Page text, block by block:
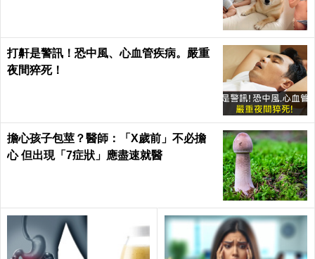
打鼾是警訊！恐中風、心血管疾病。嚴重
夜間猝死！
擔心孩子包莖？醫師：「X歲前」不必擔
心 但出現「7症狀」應盡速就醫